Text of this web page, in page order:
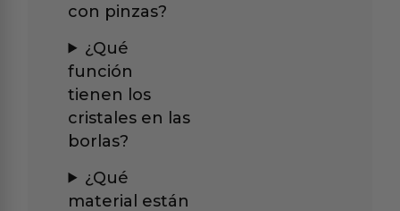
con pinzas?
¿Qué
función
tienen los
cristales en las
borlas?
¿Qué
material están